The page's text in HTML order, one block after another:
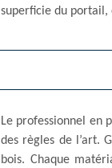
superficie du portail,
Le professionnel en
des règles de l’art.
bois. Chaque